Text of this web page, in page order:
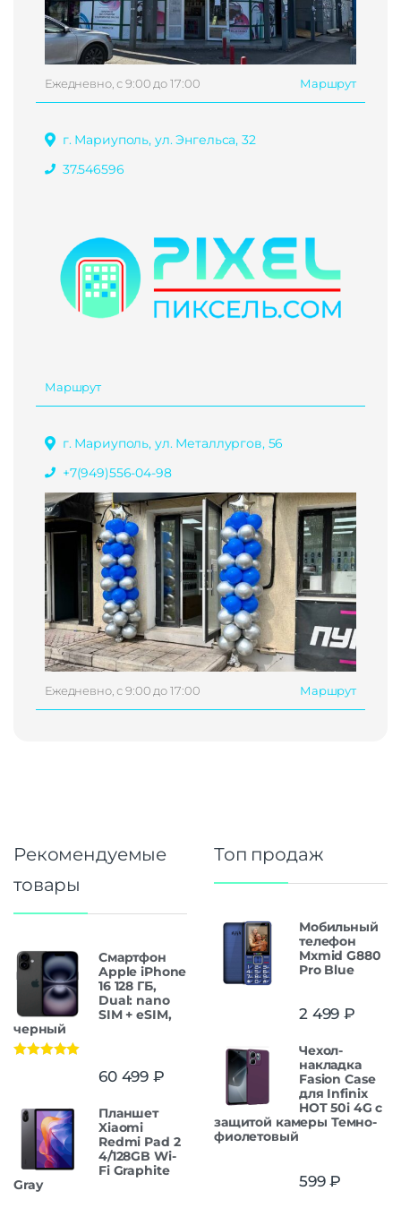
Ежедневно, с 9:00 до 17:00 Маршрут
г. Мариуполь, ул. Энгельса, 32
37.546596
Маршрут
г. Мариуполь, ул. Металлургов, 56
+7(949)556-04-98
Ежедневно, с 9:00 до 17:00 Маршрут
Рекомендуемые
товары
Смартфон
Apple iPhone
16 128 ГБ,
Dual: nano
SIM + eSIM,
черный
60 499 ₽
Планшет
Xiaomi
Redmi Pad 2
4/128GB Wi-
Fi Graphite
Gray
Топ продаж
Мобильный
телефон
Mxmid G880
Pro Blue
2 499 ₽
Чехол-
накладка
Fasion Case
для Infinix
HOT 50i 4G с
защитой камеры Темно-
фиолетовый
599₽